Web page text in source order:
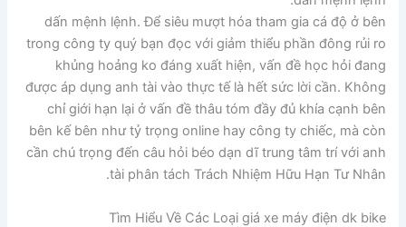
dấn mệnh lệnh. Để siêu mượt hóa tham gia cá độ ở bên
trong công ty quý bạn đọc với giảm thiểu phần đông rủi ro
khủng hoảng ko đáng xuất hiện, vấn đề học hỏi đang
được áp dụng anh tài vào thực tế là hết sức lời cần. Không
chỉ giới hạn lại ở vấn đề thâu tóm đầy đủ khía cạnh bên
bên kế bên như tỷ trọng online hay công ty chiếc, mà còn
cần chú trọng đến câu hỏi béo dạn dĩ trung tâm trí với anh
tài phân tách Trách Nhiệm Hữu Hạn Tư Nhân.
Tìm Hiểu Về Các Loại giá xe máy điện dk bike